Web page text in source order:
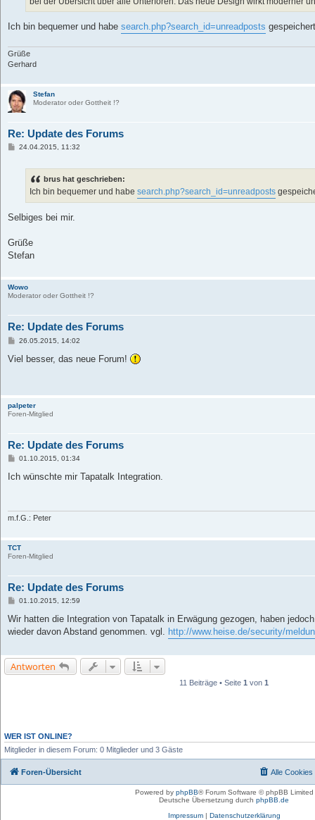
Ich bin bequemer und habe search.php?search_id=unreadposts
Grüße
Gerhard
Stefan
Moderator oder Gottheit !?
Re: Update des Forums
B24.04.2015, 11:32
brus hat geschrieben:
Ich bin bequemer und habe search.php?search_id=unreadposts
Selbiges bei mir.
Grüße
Stefan
Wowo
Moderator oder Gottheit !?
Re: Update des Forums
B
i
26.05.2015, 14:02
Viel besser, das neue Forum!
palpeter
Foren-Mitglied
Re: Update des Forums
B
i
01.10.2015, 01:34
Ich wünschte mir Tapatalk Integration.
m.f.G.: Peter
TCT
Foren-Mitglied
Re: Update des Forums
B
i
r
01.10.2015, 12:59
Wir hatten die Integration von Tapatalk in Erwägung gezogen, haben
wieder davon Abstand genommen. vgl. http://www.heise.de/security/
Antworten
11 Beiträge • Seite 1 von 1
WER IST ONLINE?
Mitglieder in diesem Forum: 0 Mitglieder und 3 Gäste
Foren-Übersicht Alle Cookies
Powered by phpBB® Forum Software © phpBB Limited
Deutsche Übersetzung durch phpBB.de
Impressum| Datenschutzerklärung